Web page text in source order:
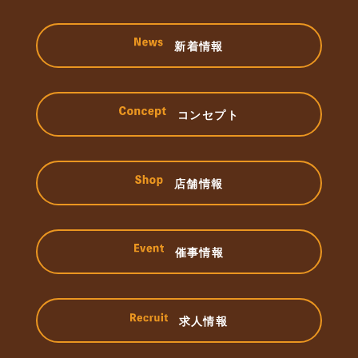
新着情報
コンセプト
店舗情報
催事情報
求人情報